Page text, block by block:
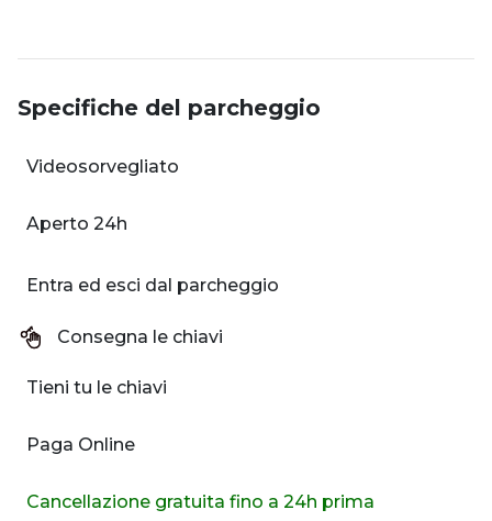
Specifiche del parcheggio
Videosorvegliato
Aperto 24h
Entra ed esci dal parcheggio
Consegna le chiavi
Tieni tu le chiavi
Paga Online
Cancellazione gratuita fino a 24h prima